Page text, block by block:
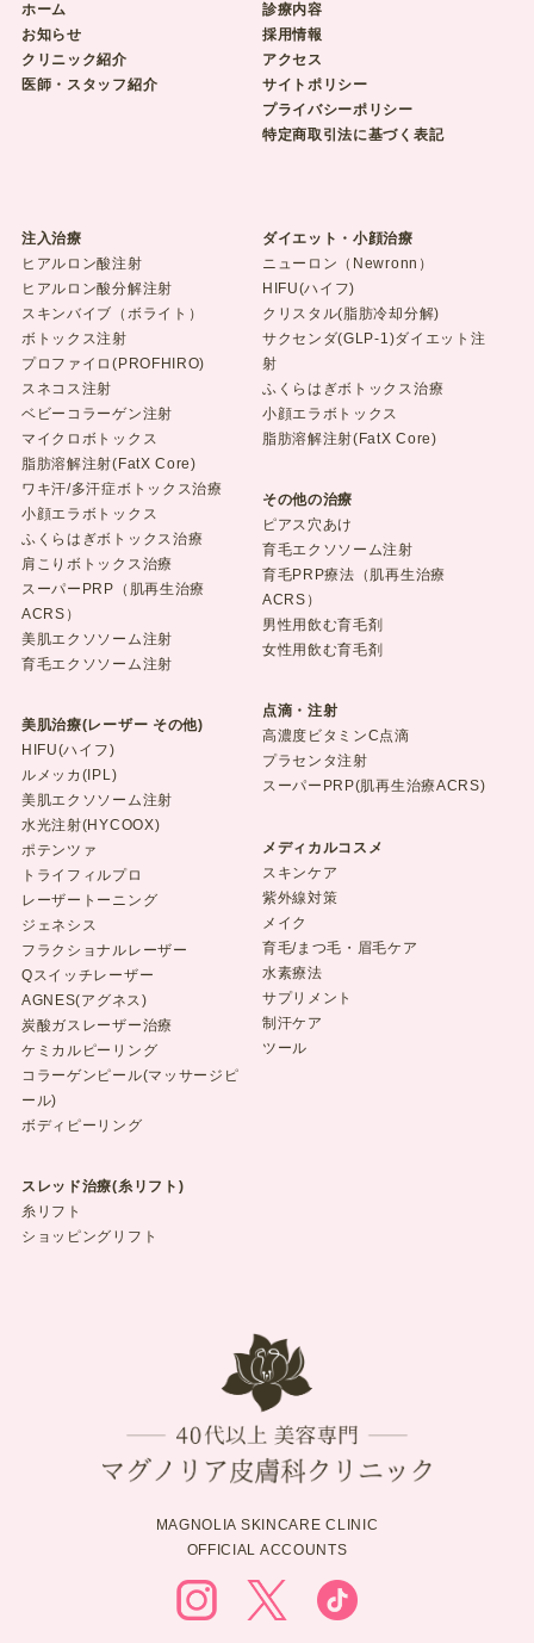
ホーム
お知らせ
クリニック紹介
医師・スタッフ紹介
診療内容
採用情報
アクセス
サイトポリシー
プライバシーポリシー
特定商取引法に基づく表記
注入治療
ヒアルロン酸注射
ヒアルロン酸分解注射
スキンバイブ（ボライト）
ボトックス注射
プロファイロ(PROFHIRO)
スネコス注射
ベビーコラーゲン注射
マイクロボトックス
脂肪溶解注射(FatX Core)
ワキ汗/多汗症ボトックス治療
小顔エラボトックス
ふくらはぎボトックス治療
肩こりボトックス治療
スーパーPRP（肌再生治療
ACRS）
美肌エクソソーム注射
育毛エクソソーム注射
美肌治療(レーザー その他)
HIFU(ハイフ)
ルメッカ(IPL)
美肌エクソソーム注射
水光注射(HYCOOX)
ポテンツァ
トライフィルプロ
レーザートーニング
ジェネシス
フラクショナルレーザー
Qスイッチレーザー
AGNES(アグネス)
炭酸ガスレーザー治療
ケミカルピーリング
コラーゲンピール(マッサージピ
ール)
ボディピーリング
スレッド治療(糸リフト)
糸リフト
ショッピングリフト
ダイエット・小顔治療
ニューロン（Newronn）
HIFU(ハイフ)
クリスタル(脂肪冷却分解)
サクセンダ(GLP-1)ダイエット注
射
ふくらはぎボトックス治療
小顔エラボトックス
脂肪溶解注射(FatX Core)
その他の治療
ピアス穴あけ
育毛エクソソーム注射
育毛PRP療法（肌再生治療
ACRS）
男性用飲む育毛剤
女性用飲む育毛剤
点滴・注射
高濃度ビタミンC点滴
プラセンタ注射
スーパーPRP(肌再生治療ACRS)
メディカルコスメ
スキンケア
紫外線対策
メイク
育毛/まつ毛・眉毛ケア
水素療法
サプリメント
制汗ケア
ツール
MAGNOLIA SKINCARE CLINIC
OFFICIAL ACCOUNTS